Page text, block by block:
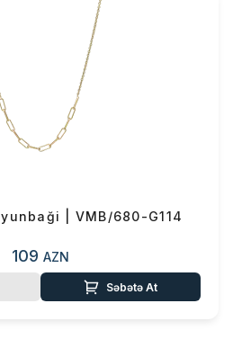
| VMB/680-G114
109 AZN
Səbətə At